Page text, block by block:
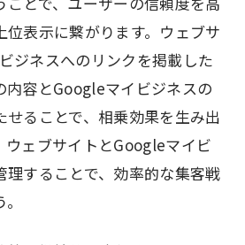
位表示に繋がります。ウェブサ
ジネスへのリンクを掲載した
内容とGoogleマイビジネスの
せることで、相乗効果を生み出
ウェブサイトとGoogleマイビ
理することで、効率的な集客戦